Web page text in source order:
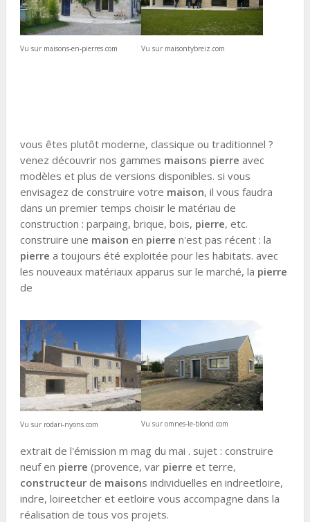
Vu sur maisons-en-pierres.com Vu sur maisontybreiz.com
vous êtes plutôt moderne, classique ou traditionnel ?
venez découvrir nos gammes maisons pierre avec
modèles et plus de versions disponibles. si vous
envisagez de construire votre maison, il vous faudra
dans un premier temps choisir le matériau de
construction : parpaing, brique, bois, pierre, etc.
construire une maison en pierre n'est pas récent : la
pierre a toujours été exploitée pour les habitats. avec
les nouveaux matériaux apparus sur le marché, la pierre
de
Vu sur rodari-nyons.com Vu sur omnes-le-blond.com
extrait de l'émission m mag du mai . sujet : construire
neuf en pierre (provence, var pierre et terre,
constructeurde maisons individuelles en indreetloire,
indre, loireetcher et eetloire vous accompagne dans la
réalisation de tous vos projets.